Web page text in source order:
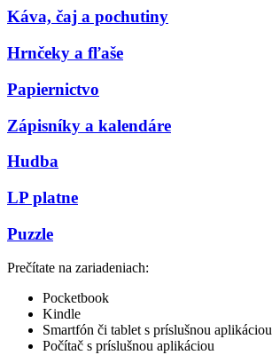
Káva, čaj a pochutiny
Hrnčeky a fľaše
Papiernictvo
Zápisníky a kalendáre
Hudba
LP platne
Puzzle
Prečítate na zariadeniach:
Pocketbook
Kindle
Smartfón či tablet s príslušnou aplikáciou
Počítač s príslušnou aplikáciou